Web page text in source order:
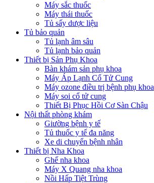
Máy sắc thuốc
Máy thái thuốc
Tủ sấy dược liệu
Tủ bảo quản
Tủ lạnh âm sâu
Tủ lạnh bảo quản
Thiết bị Sản Phụ Khoa
Bàn khám sản phụ khoa
Máy Áp Lạnh Cổ Tử Cung
Máy ozone điều trị bệnh phụ khoa
Máy soi cổ tử cung
Thiết Bị Phục Hồi Cơ Sàn Chậu
Nội thất phòng khám
Giường bệnh y tế
Tủ thuốc y tế đa năng
Xe di chuyển bệnh nhân
Thiết bị Nha Khoa
Ghế nha khoa
Máy X Quang nha khoa
Nồi Hấp Tiệt Trùng